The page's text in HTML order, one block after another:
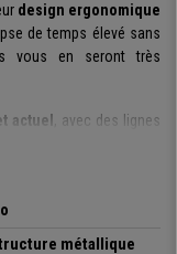
design ergonomique
de temps élevé sans
vous en seront très
actuel
, avec des lignes
quel que soit
métallique